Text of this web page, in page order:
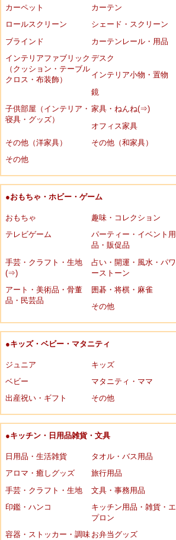
カーペット
カーテン
ロールスクリーン
シェード・スクリーン
ブラインド
カーテンレール・用品
インテリアファブリック
（クッション・テーブル
クロス・布装飾）
デスク
インテリア小物・置物
鏡
子供部屋（インテリア・
寝具・グッズ）
家具・ねんね(⇒)
オフィス家具
その他（洋家具）
その他（和家具）
その他
●おもちゃ・ホビー・ゲーム
おもちゃ
趣味・コレクション
テレビゲーム
パーティー・イベント用
品・販促品
手芸・クラフト・生地
(⇒)
占い・開運・風水・パワ
ーストーン
アート・美術品・骨董
品・民芸品
囲碁・将棋・麻雀
その他
●キッズ・ベビー・マタニティ
ジュニア
キッズ
ベビー
マタニティ・ママ
出産祝い・ギフト
その他
●キッチン・日用品雑貨・文具
日用品・生活雑貨
タオル・バス用品
アロマ・癒しグッズ
旅行用品
手芸・クラフト・生地
文具・事務用品
印鑑・ハンコ
キッチン用品・雑貨・エ
プロン
容器・ストッカー・調味 お弁当グッズ